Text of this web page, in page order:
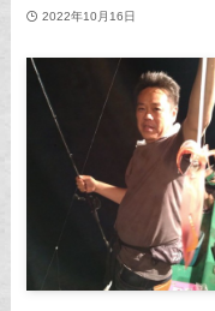
2022年10月16日